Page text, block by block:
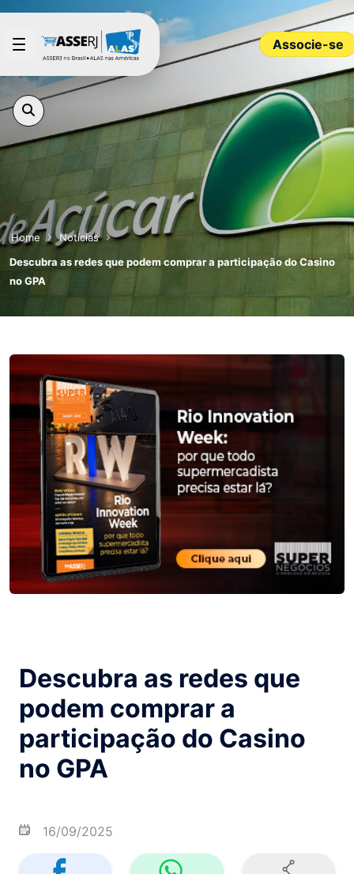
Pular para o Conteúdo principal
Associe-se
Home
Notícias
Descubra as redes que podem comprar a participação do Casino
no GPA
Descubra as redes que
podem comprar a
participação do Casino
no GPA
16/09/2025